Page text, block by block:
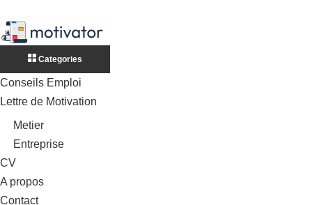
Categories
Conseils Emploi
Lettre de Motivation
Metier
Entreprise
CV
A propos
Contact